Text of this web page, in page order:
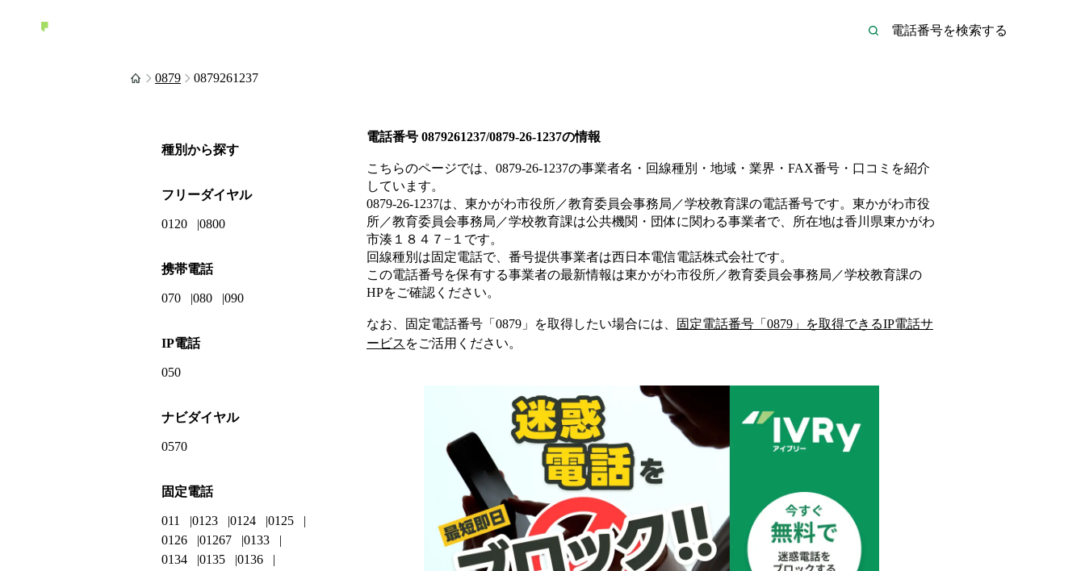
0879 0879261237
電話番号 0879261237/0879-26-1237の情報
こちらのページでは、 0879-26-1237の事業者名・回線種別・地域・業界・FAX番号・口コミを紹介
しています。
0879-26-1237は、 東かがわ市役所／教育委員会事務局／学校教育課の電話番号です。 東かがわ市役
所／教育委員会事務局／学校教育課は公共機関・団体に関わる事業者で、所在地は香川県東かがわ
市湊１８４７−１ です。
回線種別は固定電話で、番号提供事業者は西日本電信電話株式会社です。
この電話番号を保有する事業者の最新情報は東かがわ市役所／教育委員会事務局／学校教育課の
HPをご確認ください。
なお、固定電話番号「 0879 」を取得したい場合には、 固定電話番号「 0879 」を取得できるIP電話サ
ービス をご活用ください。
種別から探す
フリーダイヤル
0120 0800
携帯電話
070 080 090
IP電話
050
ナビダイヤル
0570
固定電話
011 0123 0124
0125
0126
01267
0133
0134
0135
0136